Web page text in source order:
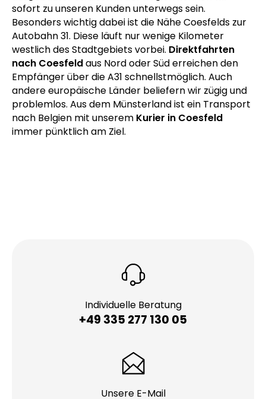
Kurierfahrten nach Coesfeldheute führen in die
Nähe der Baumberge. Ihre Sendung kann unser
Fahrer aus jedem Ort Europas abholen. Dank gut
ausgebauter Straßen in der Region können wir
sofort zu unseren Kunden unterwegs sein.
Besonders wichtig dabei ist die Nähe Coesfelds zur
Autobahn 31. Diese läuft nur wenige Kilometer
westlich des Stadtgebiets vorbei.Direktfahrten
nach Coesfeldaus Nord oder Süd erreichen den
Empfänger über die A31 schnellstmöglich. Auch
Individuelle Beratung
+49 335 277 130 05